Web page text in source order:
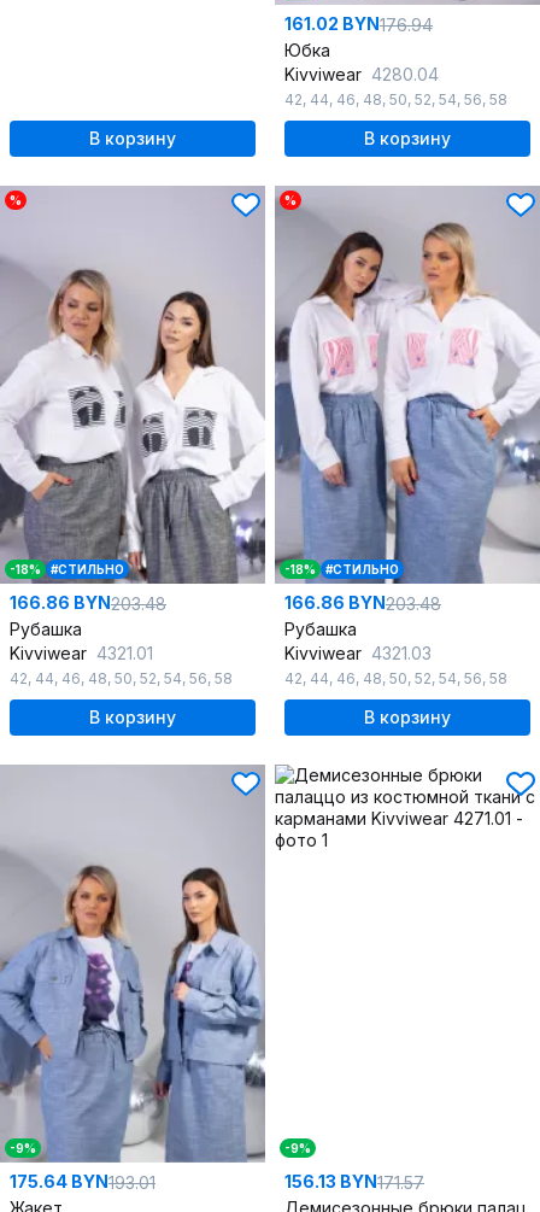
В корзину
161.02 BYN176.94
Юбка
Kivviwear 4280.04
42, 44, 46, 48, 50, 52, 54, 56, 58
В корзину
%
-18% #СТИЛЬНО
166.86 BYN203.48
Рубашка
Kivviwear 4321.01
42, 44, 46, 48, 50, 52, 54, 56, 58
В корзину
%
-18% #СТИЛЬНО
166.86 BYN203.48
Рубашка
Kivviwear 4321.03
42, 44, 46, 48, 50, 52, 54, 56, 58
В корзину
-9%
175.64 BYN193.01
-9%
156.13 BYN171.57